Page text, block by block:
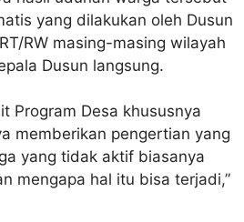
yang dilakukan oleh Dusun
RW masing-masing wilayah
Dusun langsung.
Program Desa khususnya
memberikan pengertian yang
yang tidak aktif biasanya
mengapa hal itu bisa terjadi,”